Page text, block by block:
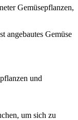
Gemüsepflanzen,
angebautes Gemüse
und
um sich zu